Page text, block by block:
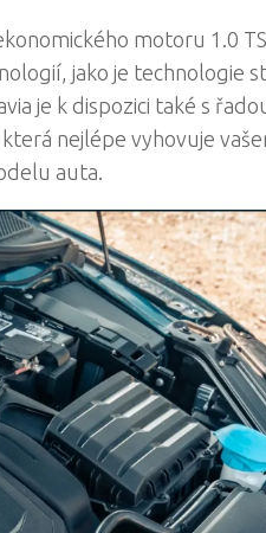
motoru 1.0
jako je technologie
je k dispozici také s
nejlépe vyhovuje
auta.